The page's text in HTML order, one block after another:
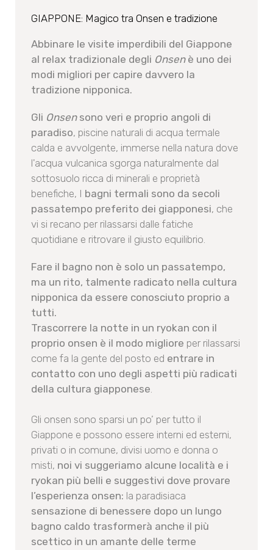
GIAPPONE: Magico tra Onsen e tradizione
Abbinare le visite imperdibili del Giappone
al relax tradizionale degli Onsenè uno dei
modi migliori per capire davvero la
tradizione nipponica.
Gli Onsensono veri e proprio angoli di
paradiso, piscine naturali di acqua termale
calda e avvolgente, immerse nella natura dove
l'acqua vulcanica sgorga naturalmente dal
sottosuolo ricca di minerali e proprietà
benefiche, I bagni termali sono da secoli
passatempo preferito dei giapponesi, che
vi si recano per rilassarsi dalle fatiche
quotidiane e ritrovare il giusto equilibrio.
Fare il bagno non è solo un passatempo,
ma un rito, talmente radicato nella cultura
nipponica da essere conosciuto proprio a
tutti.
Trascorrere la notte in un ryokan con il
proprio onsen è il modo migliore per rilassarsi
come fa la gente del posto ed entrare in
contatto con uno degli aspetti più radicati
della cultura giapponese.
Gli onsen sono sparsi un po’ per tutto il
Giappone e possono essere interni ed esterni,
privati o in comune, divisi uomo e donna o
misti, noi vi suggeriamo alcune località e i
ryokan più belli e suggestivi dove provare
l’esperienza onsen: la paradisiaca
sensazione di benessere dopo un lungo
bagno caldo trasformerà anche il più
scettico in un amante delle terme